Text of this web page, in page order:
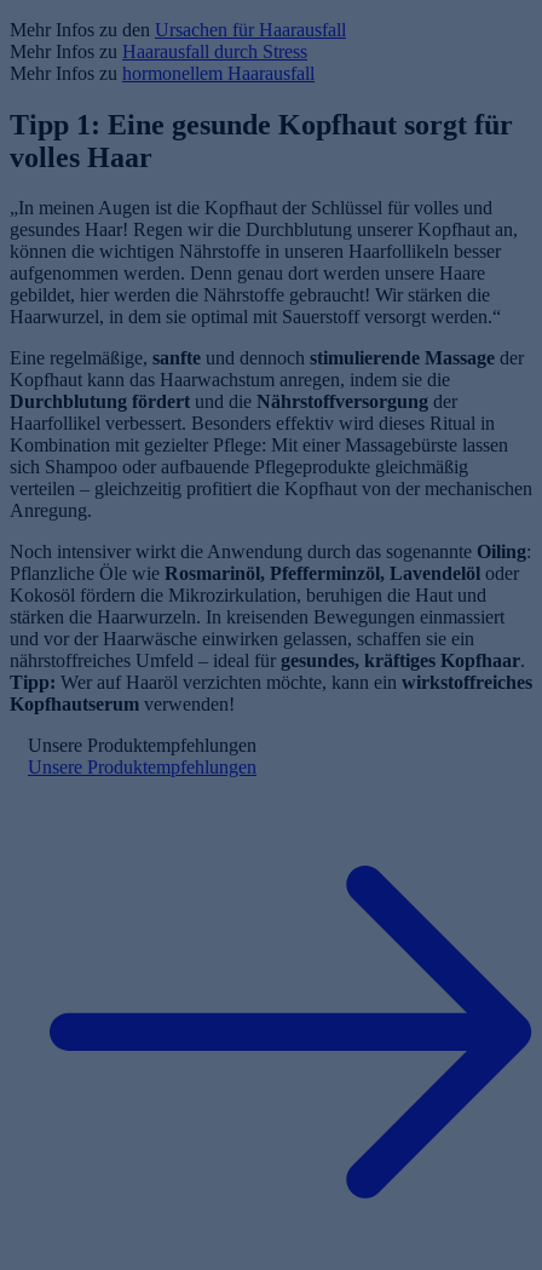
Mehr Infos zu den Ursachen für Haarausfall
Mehr Infos zu Haarausfall durch Stress
Mehr Infos zu hormonellem Haarausfall
Tipp 1: Eine gesunde Kopfhaut sorgt für
volles Haar
„In meinen Augen ist die Kopfhaut der Schlüssel für volles und
gesundes Haar! Regen wir die Durchblutung unserer Kopfhaut an,
können die wichtigen Nährstoffe in unseren Haarfollikeln besser
aufgenommen werden. Denn genau dort werden unsere Haare
gebildet, hier werden die Nährstoffe gebraucht! Wir stärken die
Haarwurzel, in dem sie optimal mit Sauerstoff versorgt werden.“
Eine regelmäßige, sanfte und dennoch stimulierende Massage der
Kopfhaut kann das Haarwachstum anregen, indem sie die
Durchblutung fördert und die Nährstoffversorgung der
Haarfollikel verbessert. Besonders effektiv wird dieses Ritual in
Kombination mit gezielter Pflege: Mit einer Massagebürste lassen
sich Shampoo oder aufbauende Pflegeprodukte gleichmäßig
verteilen – gleichzeitig profitiert die Kopfhaut von der mechanischen
Anregung.
Noch intensiver wirkt die Anwendung durch das sogenannte Oiling:
Pflanzliche Öle wie Rosmarinöl, Pfefferminzöl, Lavendelöl oder
Kokosöl fördern die Mikrozirkulation, beruhigen die Haut und
stärken die Haarwurzeln. In kreisenden Bewegungen einmassiert
und vor der Haarwäsche einwirken gelassen, schaffen sie ein
nährstoffreiches Umfeld – ideal für gesundes, kräftiges Kopfhaar.
Tipp: Wer auf Haaröl verzichten möchte, kann ein wirkstoffreiches
Kopfhautserum verwenden!
Unsere Produktempfehlungen
Unsere Produktempfehlungen